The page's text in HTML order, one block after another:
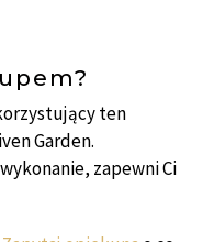
ten
Garden.
zapewni Ci